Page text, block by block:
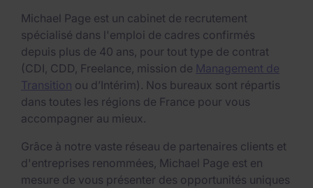
Michael Page est un cabinet de recrutement
spécialisé dans l'emploi de cadres confirmés
depuis plus de 40 ans, pour tout type de contrat
(CDI, CDD, Freelance, mission de Management de
Transition ou d’Intérim). Nos bureaux sont répartis
dans toutes les régions de France pour vous
accompagner au mieux.
Grâce à notre vaste réseau de partenaires clients et
d'entreprises renommées, Michael Page est en
mesure de vous présenter des opportunités uniques